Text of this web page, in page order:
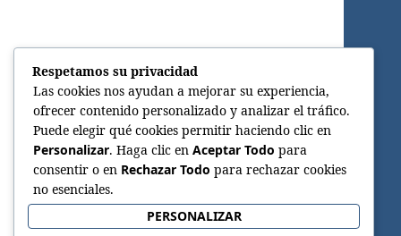
Respetamos su privacidad
Las cookies nos ayudan a mejorar su experiencia,
ofrecer contenido personalizado y analizar el tráfico.
Puede elegir qué cookies permitir haciendo clic en
Personalizar. Haga clic en Aceptar Todo para
consentir o en Rechazar Todo para rechazar cookies
no esenciales.
PERSONALIZAR